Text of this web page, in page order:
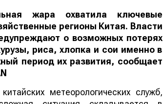
жара охватила ключевые
регионы Китая. Власти
о возможных потерях
риса, хлопка и сои именно в
период их развития, сообщает
метеорологических служб,